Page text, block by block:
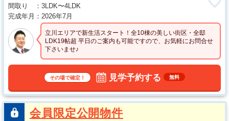
間取り
3LDK〜4LDK
完成年月
2026年7月
立川エリアで新生活スタート！全10棟の美しい街区・全邸
LDK19帖超 平日のご案内も可能ですので、お気軽にお問合せ
下さいませ♪
その場で確定！ 見学予約する 無料
会員限定公開物件